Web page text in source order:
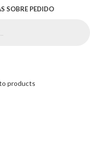
SOBRE PEDIDO
products